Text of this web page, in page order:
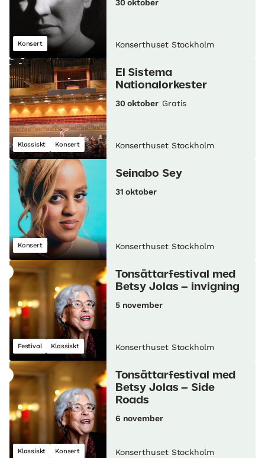
Konsert
30 oktober
Konserthuset Stockholm
Klassiskt Konsert
El Sistema
Nationalorkester
30 oktober Gratis
Konserthuset Stockholm
Konsert
Seinabo Sey
31 oktober
Konserthuset Stockholm
Festival Klassiskt
Tonsättarfestival med
Betsy Jolas – invigning
5 november
Konserthuset Stockholm
Klassiskt Konsert
Tonsättarfestival med
Betsy Jolas – Side
Roads
6 november
Konserthuset Stockholm